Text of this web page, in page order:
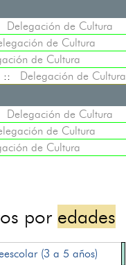
Delegación de Cultura
de Cultura
de Cultura
:: Delegación de Cultura
Delegación de Cultura
de Cultura
de Cultura
por edades
(3 a 5 años)